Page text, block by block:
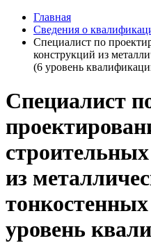
Главная
Сведения о
Специалист по
конструкций из
(6 уровень
Специалист
из
уровень